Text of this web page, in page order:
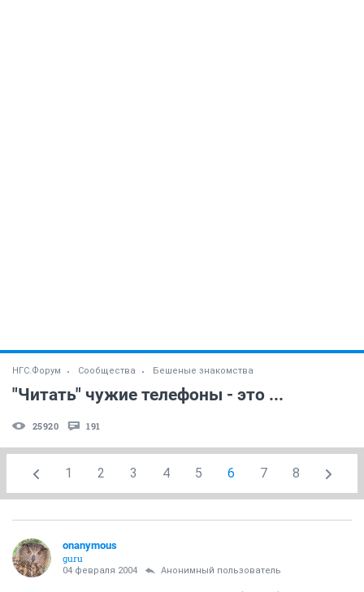
НГС.Форум Сообщества Бешеные знакомства
"Читать" чужие телефоны - это ...
25920 191
1 2 3 4 5 6 7 8
onanymous
guru
04 февраля 2004 Анонимный пользователь